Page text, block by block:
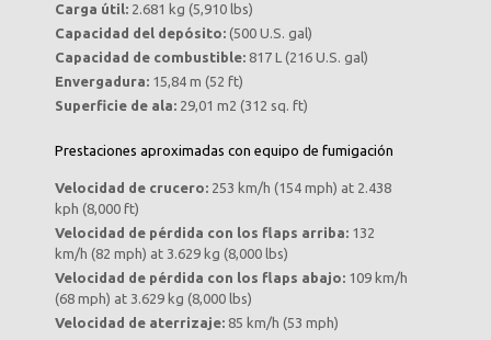
Carga útil: 2.681 kg (5,910 lbs)
Capacidad del depósito: (500 U.S. gal)
Capacidad de combustible: 817 L (216 U.S. gal)
Envergadura: 15,84 m (52 ft)
Superficie de ala: 29,01 m2 (312 sq. ft)
Prestaciones aproximadas con equipo de fumigación
Velocidad de crucero: 253 km/h (154 mph) at 2.438
kph (8,000 ft)
Velocidad de pérdida con los flaps arriba: 132
km/h (82 mph) at 3.629 kg (8,000 lbs)
Velocidad de pérdida con los flaps abajo: 109 km/h
(68 mph) at 3.629 kg (8,000 lbs)
Velocidad de aterrizaje: 85 km/h (53 mph)